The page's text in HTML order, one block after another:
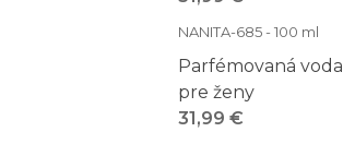
NANITA-685 - 100 ml
Parfémovaná voda
pre ženy
31,99 €